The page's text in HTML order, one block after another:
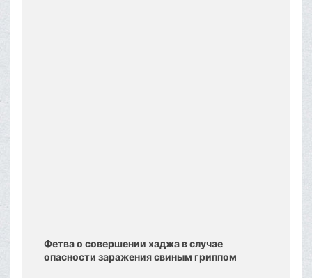
Фетва о совершении хаджа в случае
опасности заражения свиным гриппом